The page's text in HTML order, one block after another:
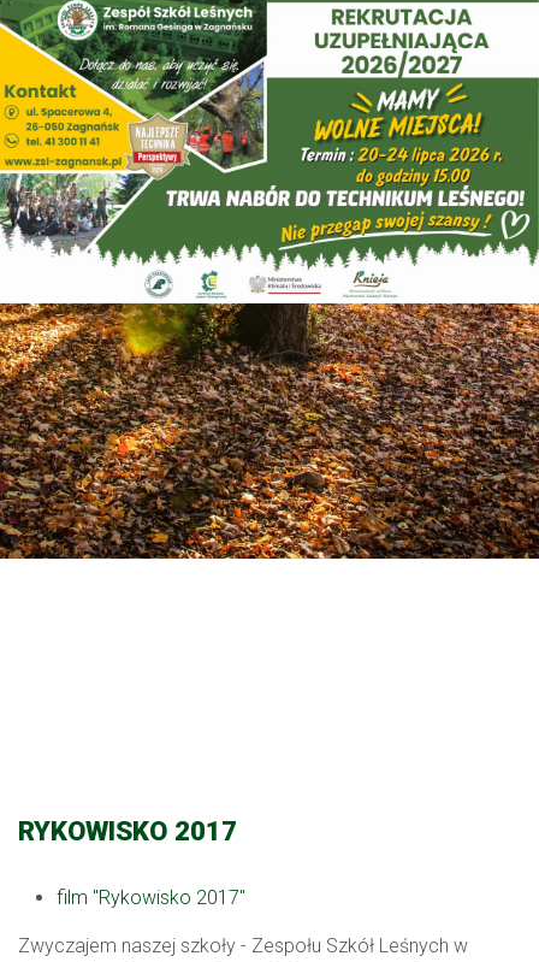
RYKOWISKO 2017
film "Rykowisko 2017"
Zwyczajem naszej szkoły - Zespołu Szkół Leśnych w